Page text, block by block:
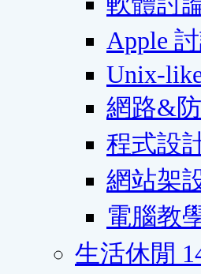
Apple
Unix-
網路&
程式設
網站架
電腦教
生活休閒